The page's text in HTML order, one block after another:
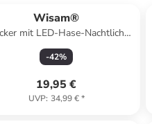
Wisam®
mit LED-Hase-Nachtlicht
Alarmfunkion
-42%
19,95 €
UVP: 34,99 €*